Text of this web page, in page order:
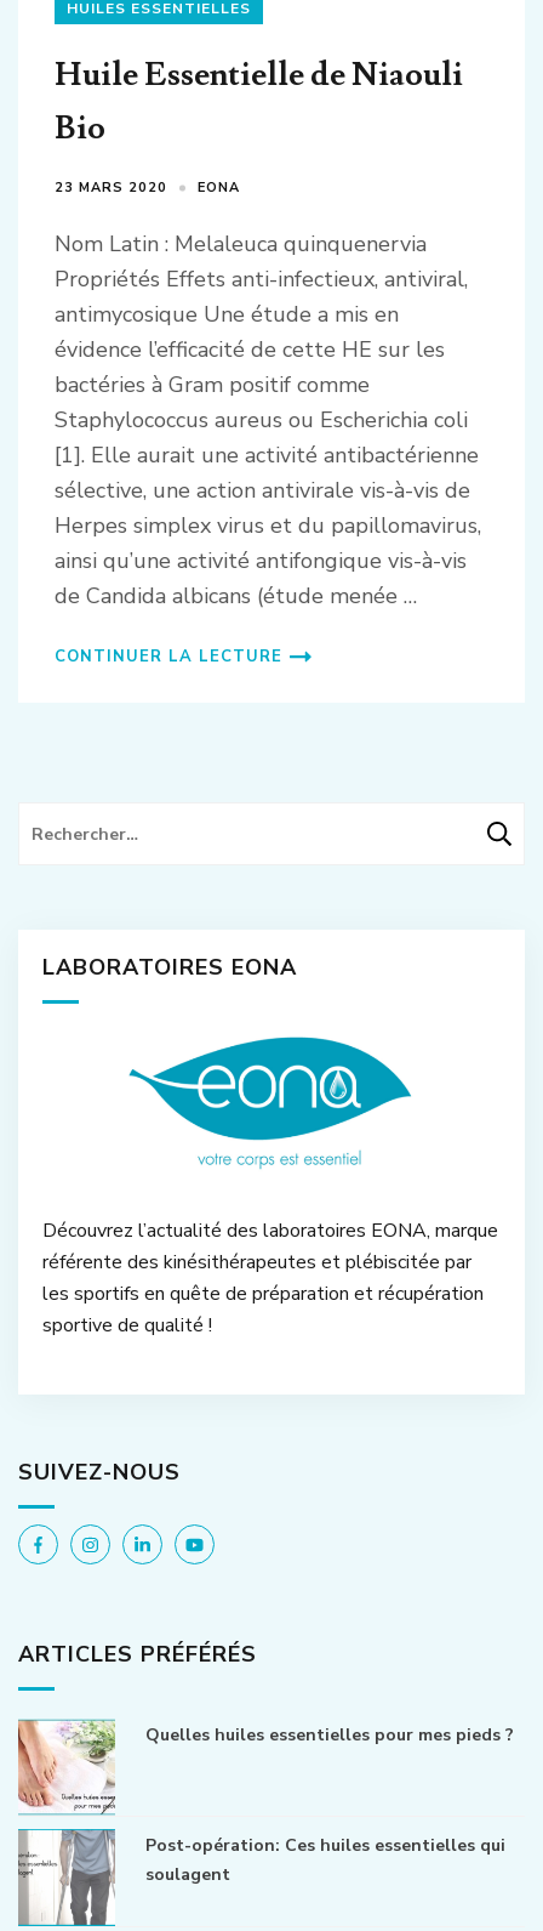
HUILES ESSENTIELLES
Huile Essentielle de Niaouli
Bio
23 MARS 2020 EONA
Nom Latin : Melaleuca quinquenervia
Propriétés Effets anti-infectieux, antiviral,
antimycosique Une étude a mis en
évidence l’efficacité de cette HE sur les
bactéries à Gram positif comme
Staphylococcus aureus ou Escherichia coli
[1]. Elle aurait une activité antibactérienne
sélective, une action antivirale vis-à-vis de
Herpes simplex virus et du papillomavirus,
ainsi qu’une activité antifongique vis-à-vis
de Candida albicans (étude menée …
CONTINUER LA LECTURE
Rechercher :
LABORATOIRES EONA
Découvrez l’actualité des laboratoires EONA, marque
référente des kinésithérapeutes et plébiscitée par
les sportifs en quête de préparation et récupération
sportive de qualité !
SUIVEZ-NOUS
ARTICLES PRÉFÉRÉS
Quelles huiles essentielles pour mes pieds ?
Post-opération: Ces huiles essentielles qui
soulagent